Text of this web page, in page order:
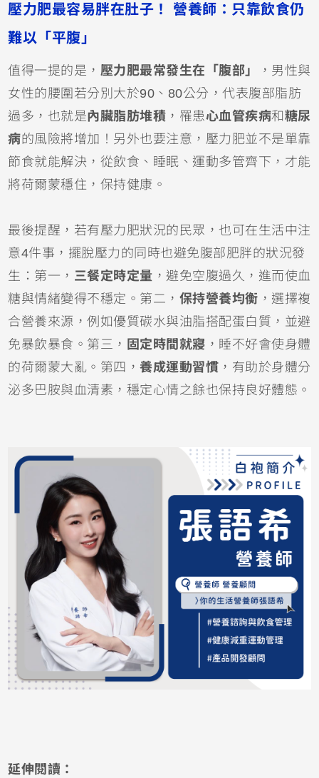
壓力肥最容易胖在肚子！ 營養師：只靠飲食仍
難以「平腹」
值得一提的是， 壓力肥最常發生在「腹部」
，男性與
女性的腰圍若分別大於90、80公分，代表腹部脂肪
過多，也就是內臟脂肪堆積 ，罹患心血管疾病和糖尿
病的風險將增加！另外也要注意，壓力肥並不是單靠
節食就能解決，從飲食、睡眠、運動多管齊下，才能
將荷爾蒙穩住，保持健康。
最後提醒，若有壓力肥狀況的民眾，也可在生活中注
意4件事，擺脫壓力的同時也避免腹部肥胖的狀況發
生：第一， 三餐定時定量 ，避免空腹過久，進而使血
糖與情緒變得不穩定。第二， 保持營養均衡 ，選擇複
合營養來源，例如優質碳水與油脂搭配蛋白質，並避
免暴飲暴食。第三， 固定時間就寢 ，睡不好會使身體
的荷爾蒙大亂。第四，養成運動習慣 ，有助於身體分
泌多巴胺與血清素，穩定心情之餘也保持良好體態。
延伸閱讀：